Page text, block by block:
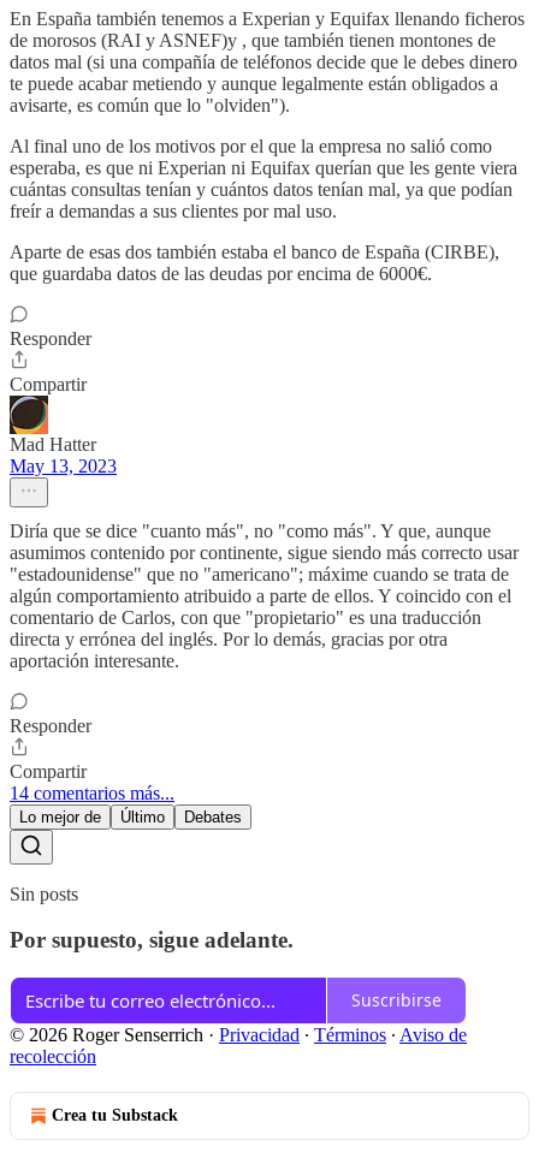
En España también tenemos a Experian y Equifax llenando ficheros
de morosos (RAI y ASNEF)y , que también tienen montones de
datos mal (si una compañía de teléfonos decide que le debes dinero
te puede acabar metiendo y aunque legalmente están obligados a
avisarte, es común que lo "olviden").
Al final uno de los motivos por el que la empresa no salió como
esperaba, es que ni Experian ni Equifax querían que les gente viera
cuántas consultas tenían y cuántos datos tenían mal, ya que podían
freír a demandas a sus clientes por mal uso.
Aparte de esas dos también estaba el banco de España (CIRBE),
que guardaba datos de las deudas por encima de 6000€.
Responder
Compartir
Mad Hatter
May 13, 2023
Diría que se dice "cuanto más", no "como más". Y que, aunque
asumimos contenido por continente, sigue siendo más correcto usar
"estadounidense" que no "americano"; máxime cuando se trata de
algún comportamiento atribuido a parte de ellos. Y coincido con el
comentario de Carlos, con que "propietario" es una traducción
directa y errónea del inglés. Por lo demás, gracias por otra
aportación interesante.
Responder
Compartir
14 comentarios más...
Lo mejor de Último Debates
Sin posts
Por supuesto, sigue adelante.
Suscribirse
© 2026 Roger Senserrich · Privacidad ∙ Términos ∙ Aviso de
recolección
Crea tu Substack